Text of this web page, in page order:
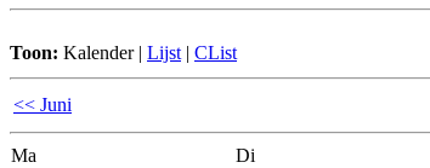
Toon: Kalender| Lijst | CList
<< Juni
Ma Di